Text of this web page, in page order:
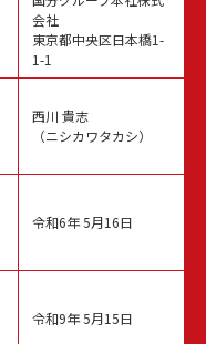
会社
東京都中央区日本橋1-
1-1
西川 貴志
（ニシカワタカシ）
令和6年 5月16日
令和9年 5月15日